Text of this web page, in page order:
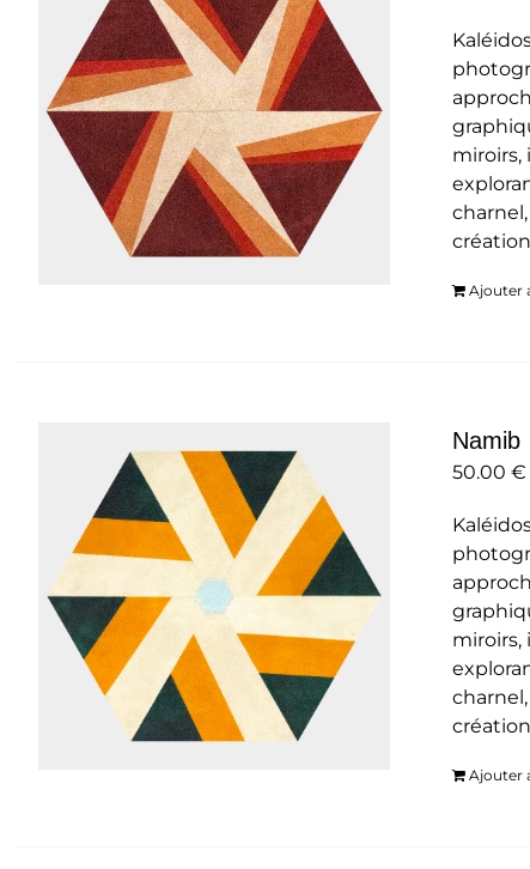
miroirs,
Ajouter
Namib
50.00 €
miroirs,
Ajouter